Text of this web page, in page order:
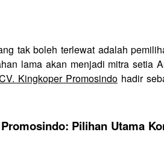
tak boleh terlewat adalah
lama akan menjadi mitra setia
Kingkoper Promosindohadir
Pilihan Utama